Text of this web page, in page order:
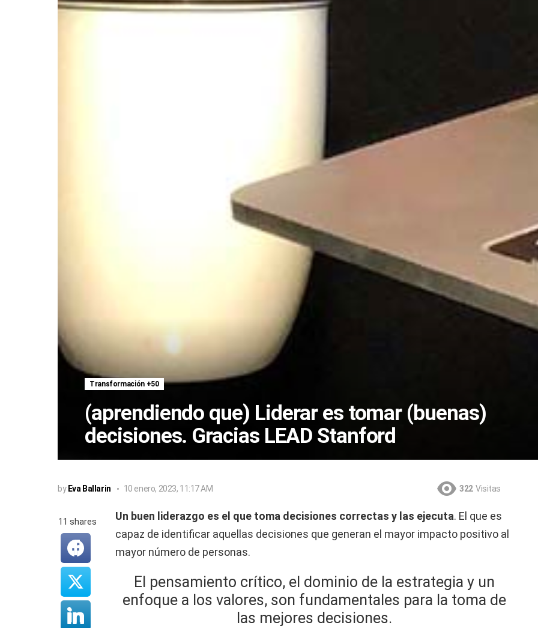
Transformación +50
(aprendiendo que) Liderar es tomar (buenas)
decisiones. Gracias LEAD Stanford
by Eva Ballarin 10 enero, 2023, 11:17 AM 322 Visitas
Un buen liderazgo es el que toma decisiones correctas y las ejecuta. El que es
capaz de identificar aquellas decisiones que generan el mayor impacto positivo al
mayor número de personas.
El pensamiento crítico, el dominio de la estrategia y un
enfoque a los valores, son fundamentales para la toma de
las mejores decisiones.
11 shares